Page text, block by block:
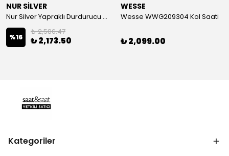
NUR SİLVER
Nur Silver Yapraklı Durdurucu Gümüş Charm - NUR-CM00501
%16
₺ 2,586.47
₺ 2,173.50
WESSE
Wesse WWG209304 Kol Saati
₺ 2,099.00
Kategoriler